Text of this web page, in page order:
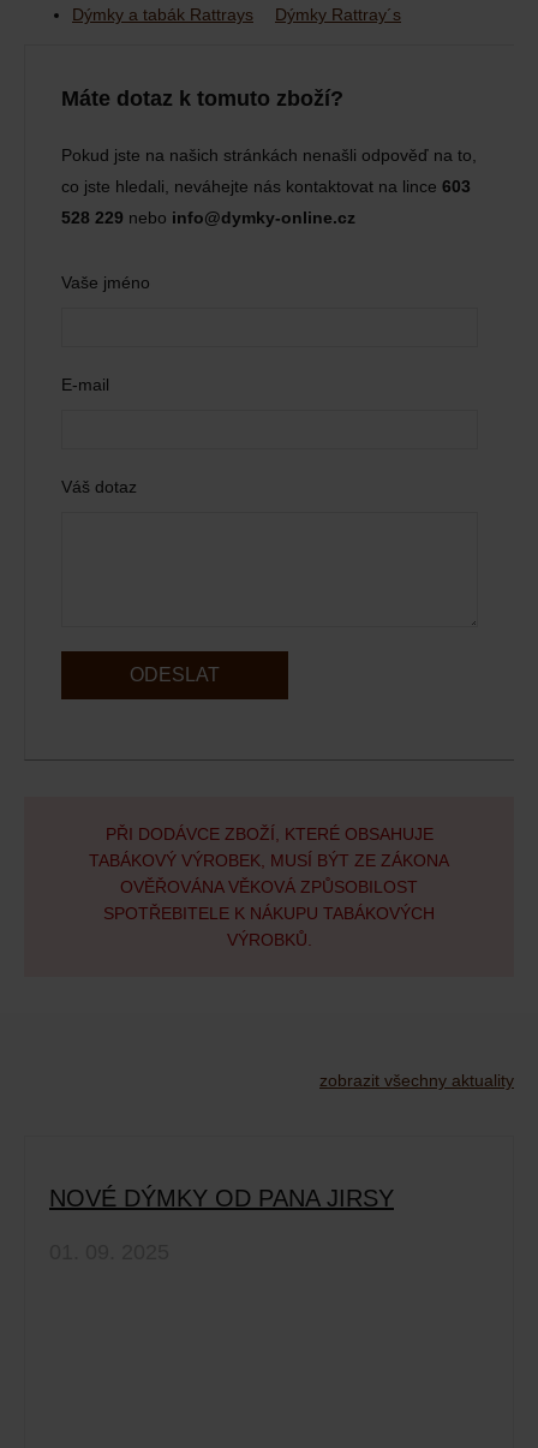
Dýmky a tabák Rattrays
Dýmky Rattray´s
Máte dotaz k tomuto zboží?
Pokud jste na našich stránkách nenašli odpověď na to,
co jste hledali, neváhejte nás kontaktovat na lince 603
528 229 nebo info@dymky-online.cz
Vaše jméno
E-mail
Váš dotaz
ODESLAT
PŘI DODÁVCE ZBOŽÍ, KTERÉ OBSAHUJE
TABÁKOVÝ VÝROBEK, MUSÍ BÝT ZE ZÁKONA
OVĚŘOVÁNA VĚKOVÁ ZPŮSOBILOST
SPOTŘEBITELE K NÁKUPU TABÁKOVÝCH
VÝROBKŮ.
zobrazit všechny aktuality
NOVÉ DÝMKY OD PANA JIRSY